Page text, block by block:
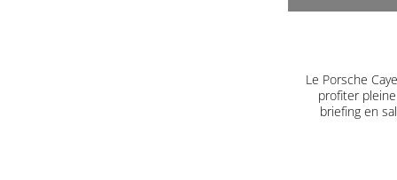
Le Porsche
profiter
briefing en